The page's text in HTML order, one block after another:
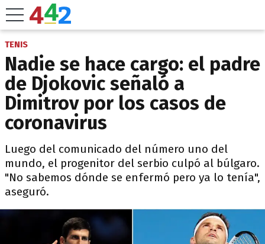
TENIS
Nadie se hace cargo: el padre
de Djokovic señaló a
Dimitrov por los casos de
coronavirus
Luego del comunicado del número uno del
mundo, el progenitor del serbio culpó al búlgaro.
"No sabemos dónde se enfermó pero ya lo tenía",
aseguró.